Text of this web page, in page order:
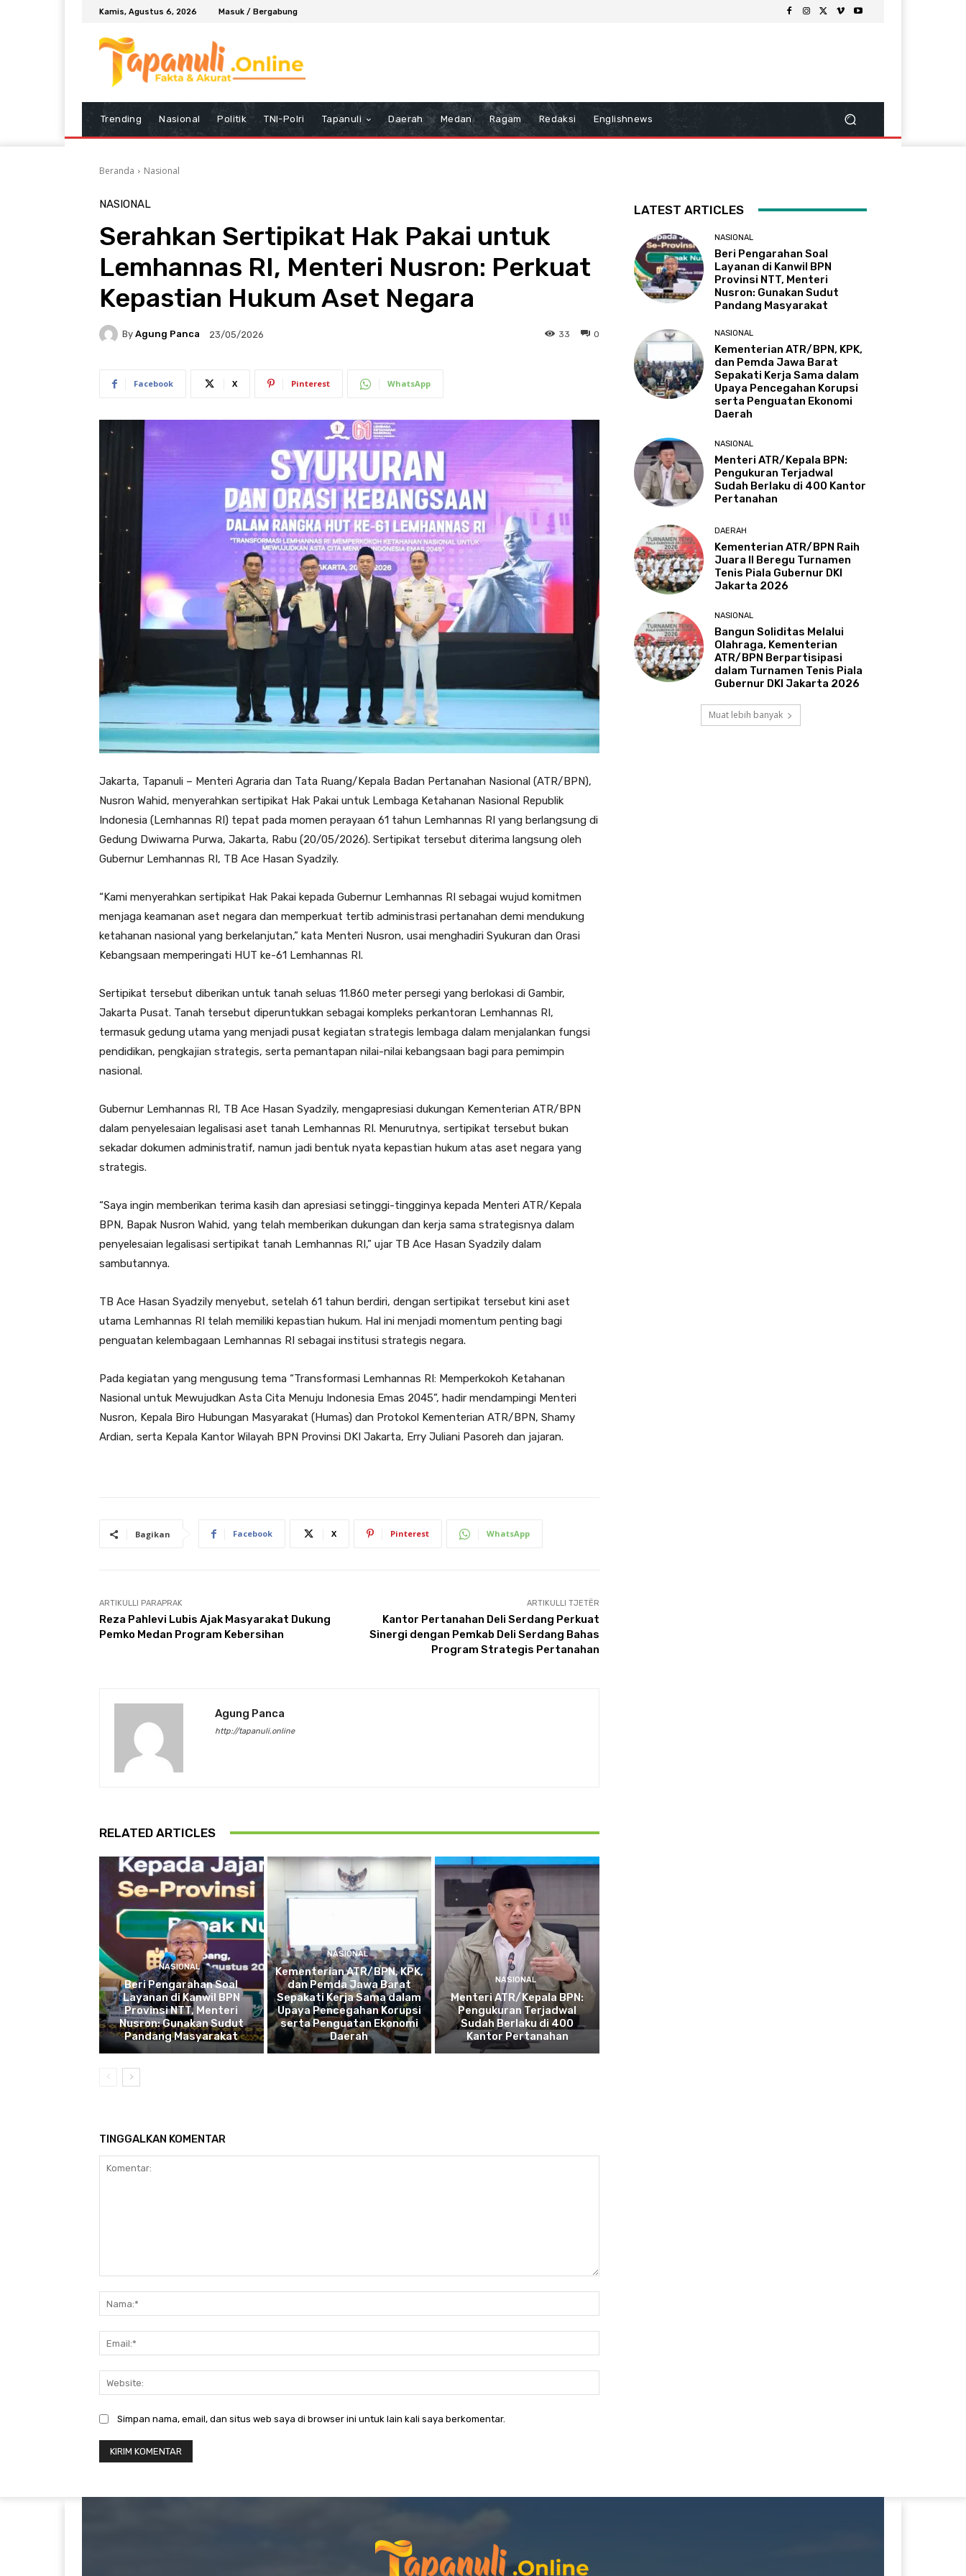
Kamis, Agustus 6, 2026 Masuk / Bergabung
Trending Nasional Politik TNI-Polri Tapanuli Daerah Medan Ragam Redaksi Englishnews
Beranda Nasional
NASIONAL
Serahkan Sertipikat Hak Pakai untuk
Lemhannas RI, Menteri Nusron: Perkuat
Kepastian Hukum Aset Negara
By Agung Panca 23/05/2026 0
33
Facebook X Pinterest WhatsApp
Jakarta, Tapanuli – Menteri Agraria dan Tata Ruang/Kepala Badan Pertanahan Nasional (ATR/BPN),
Nusron Wahid, menyerahkan sertipikat Hak Pakai untuk Lembaga Ketahanan Nasional Republik
Indonesia (Lemhannas RI) tepat pada momen perayaan 61 tahun Lemhannas RI yang berlangsung di
Gedung Dwiwarna Purwa, Jakarta, Rabu (20/05/2026). Sertipikat tersebut diterima langsung oleh
Gubernur Lemhannas RI, TB Ace Hasan Syadzily.
“Kami menyerahkan sertipikat Hak Pakai kepada Gubernur Lemhannas RI sebagai wujud komitmen
menjaga keamanan aset negara dan memperkuat tertib administrasi pertanahan demi mendukung
ketahanan nasional yang berkelanjutan,” kata Menteri Nusron, usai menghadiri Syukuran dan Orasi
Kebangsaan memperingati HUT ke-61 Lemhannas RI.
Sertipikat tersebut diberikan untuk tanah seluas 11.860 meter persegi yang berlokasi di Gambir,
Jakarta Pusat. Tanah tersebut diperuntukkan sebagai kompleks perkantoran Lemhannas RI,
termasuk gedung utama yang menjadi pusat kegiatan strategis lembaga dalam menjalankan fungsi
pendidikan, pengkajian strategis, serta pemantapan nilai-nilai kebangsaan bagi para pemimpin
nasional.
Gubernur Lemhannas RI, TB Ace Hasan Syadzily, mengapresiasi dukungan Kementerian ATR/BPN
dalam penyelesaian legalisasi aset tanah Lemhannas RI. Menurutnya, sertipikat tersebut bukan
sekadar dokumen administratif, namun jadi bentuk nyata kepastian hukum atas aset negara yang
strategis.
“Saya ingin memberikan terima kasih dan apresiasi setinggi-tingginya kepada Menteri ATR/Kepala
BPN, Bapak Nusron Wahid, yang telah memberikan dukungan dan kerja sama strategisnya dalam
penyelesaian legalisasi sertipikat tanah Lemhannas RI,” ujar TB Ace Hasan Syadzily dalam
sambutannya.
TB Ace Hasan Syadzily menyebut, setelah 61 tahun berdiri, dengan sertipikat tersebut kini aset
utama Lemhannas RI telah memiliki kepastian hukum. Hal ini menjadi momentum penting bagi
penguatan kelembagaan Lemhannas RI sebagai institusi strategis negara.
Pada kegiatan yang mengusung tema “Transformasi Lemhannas RI: Memperkokoh Ketahanan
Nasional untuk Mewujudkan Asta Cita Menuju Indonesia Emas 2045”, hadir mendampingi Menteri
Nusron, Kepala Biro Hubungan Masyarakat (Humas) dan Protokol Kementerian ATR/BPN, Shamy
Ardian, serta Kepala Kantor Wilayah BPN Provinsi DKI Jakarta, Erry Juliani Pasoreh dan jajaran.
Bagikan Facebook X Pinterest WhatsApp
ARTIKULLI PARAPRAK
Reza Pahlevi Lubis Ajak Masyarakat Dukung
Pemko Medan Program Kebersihan
ARTIKULLI TJETËR
Kantor Pertanahan Deli Serdang Perkuat
Sinergi dengan Pemkab Deli Serdang Bahas
Program Strategis Pertanahan
Agung Panca
http://tapanuli.online
RELATED ARTICLES
NASIONAL
Beri Pengarahan Soal
Layanan di Kanwil BPN
Provinsi NTT, Menteri
Nusron: Gunakan Sudut
Pandang Masyarakat
NASIONAL
Kementerian ATR/BPN, KPK,
dan Pemda Jawa Barat
Sepakati Kerja Sama dalam
Upaya Pencegahan Korupsi
serta Penguatan Ekonomi
Daerah
NASIONAL
Menteri ATR/Kepala BPN:
Pengukuran Terjadwal
Sudah Berlaku di 400
Kantor Pertanahan
TINGGALKAN KOMENTAR
Simpan nama, email, dan situs web saya di browser ini untuk lain kali saya berkomentar.
LATEST ARTICLES
NASIONAL
Beri Pengarahan Soal
Layanan di Kanwil BPN
Provinsi NTT, Menteri
Nusron: Gunakan Sudut
Pandang Masyarakat
NASIONAL
Kementerian ATR/BPN, KPK,
dan Pemda Jawa Barat
Sepakati Kerja Sama dalam
Upaya Pencegahan Korupsi
serta Penguatan Ekonomi
Daerah
NASIONAL
Menteri ATR/Kepala BPN:
Pengukuran Terjadwal
Sudah Berlaku di 400 Kantor
Pertanahan
DAERAH
Kementerian ATR/BPN Raih
Juara II Beregu Turnamen
Tenis Piala Gubernur DKI
Jakarta 2026
NASIONAL
Bangun Soliditas Melalui
Olahraga, Kementerian
ATR/BPN Berpartisipasi
dalam Turnamen Tenis Piala
Gubernur DKI Jakarta 2026
Muat lebih banyak